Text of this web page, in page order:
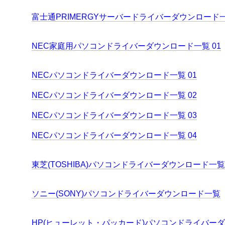
富士通PRIMERGYサーバードライバーダウンロード
NEC家庭用パソコンドライバーダウンロード一覧 01
NECパソコンドライバーダウンロード一覧 01
NECパソコンドライバーダウンロード一覧 02
NECパソコンドライバーダウンロード一覧 03
NECパソコンドライバーダウンロード一覧 04
東芝(TOSHIBA)パソコンドライバーダウンロード一覧
ソニー(SONY)パソコンドライバーダウンロード一覧
HP(ヒューレット・パッカード)パソコンドライバー